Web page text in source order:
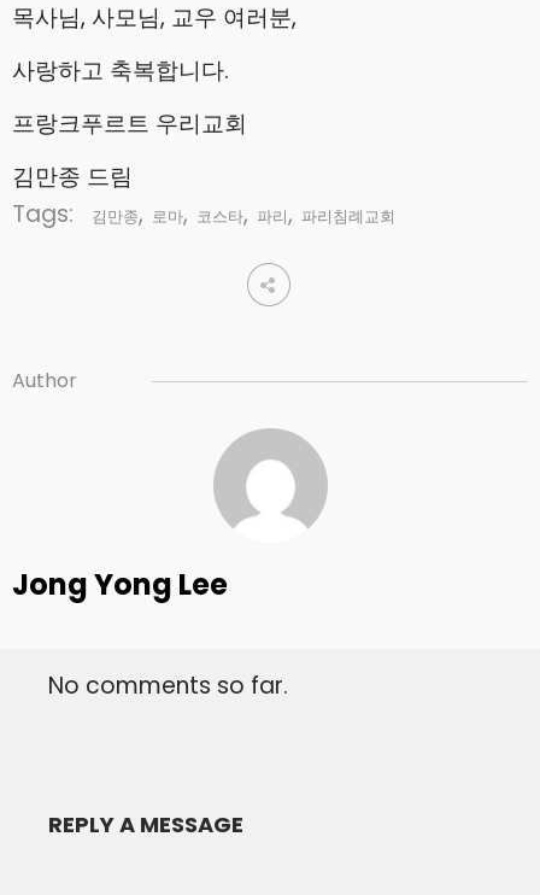
목사님, 사모님, 교우 여러분,
사랑하고 축복합니다.
프랑크푸르트 우리교회
김만종 드림
Tags:
김만종, 로마, 코스타, 파리, 파리침례교회
Author
Jong Yong Lee
No comments so far.
REPLY A MESSAGE